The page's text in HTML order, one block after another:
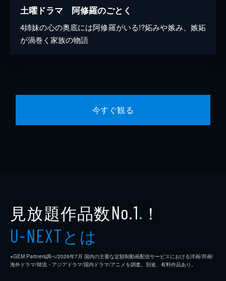
土曜ドラマ 阿修羅のごとく
4姉妹の心の奥底には阿修羅がいる!?妬みや嫉み、嫉妬
が渦巻く家族の物語
今すぐ観る
見放題作品数No.1 ※ ！
U-NEXTとは
※GEM Partners調べ/2026年7⽉ 国内の主要な定額制動画配信サービスにおける洋画/邦画/
海外ドラマ/韓流・アジアドラマ/国内ドラマ/アニメを調査。別途、有料作品あり。